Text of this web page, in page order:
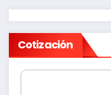
Cotización